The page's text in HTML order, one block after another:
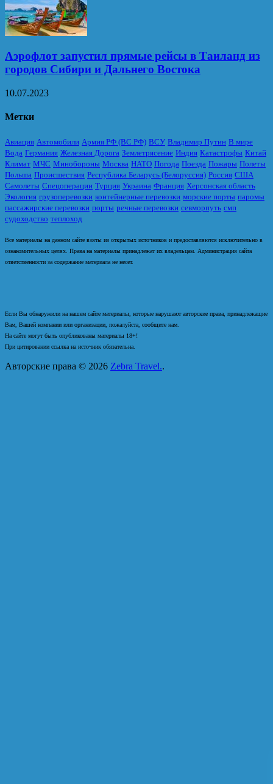
Аэрофлот запустил прямые рейсы в Таиланд из
городов Сибири и Дальнего Востока
10.07.2023
Метки
Авиация Автомобили Армия РФ (ВС РФ) ВСУ Владимир Путин В мире
Вода Германия Железная Дорога Землетрясение Индия Катастрофы Китай
Климат МЧС Минобороны Москва НАТО Погода Поезда Пожары Полеты
Польша Происшествия Республика Беларусь (Белоруссия) Россия США
Самолеты Спецоперации Турция Украина Франция Херсонская область
Экология грузоперевозки контейнерные перевозки морские порты паромы
пассажирские перевозки порты речные перевозки севморпуть смп
судоходство теплоход
Все материалы на данном сайте взяты из открытых источников и предоставляются исключительно в
ознакомительных целях. Права на материалы принадлежат их владельцам. Администрация сайта
ответственности за содержание материала не несет.
Если Вы обнаружили на нашем сайте материалы, которые нарушают авторские права, принадлежащие
Вам, Вашей компании или организации, пожалуйста, сообщите нам.
На сайте могут быть опубликованы материалы 18+!
При цитировании ссылка на источник обязательна.
Авторские права © 2026 Zebra Travel..